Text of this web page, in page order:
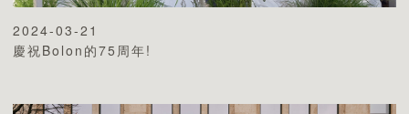
2024-03-21
慶祝Bolon的75周年!